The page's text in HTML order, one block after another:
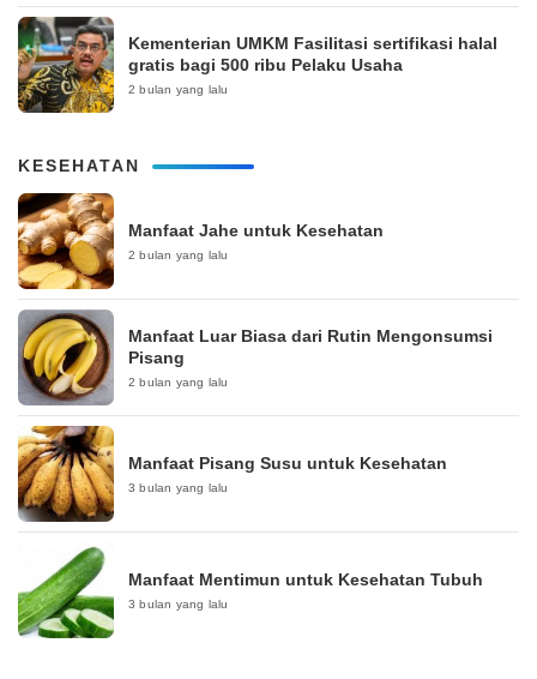
Kementerian UMKM Fasilitasi sertifikasi halal
gratis bagi 500 ribu Pelaku Usaha
2 bulan yang lalu
KESEHATAN
Manfaat Jahe untuk Kesehatan
2 bulan yang lalu
Manfaat Luar Biasa dari Rutin Mengonsumsi
Pisang
2 bulan yang lalu
Manfaat Pisang Susu untuk Kesehatan
3 bulan yang lalu
Manfaat Mentimun untuk Kesehatan Tubuh
3 bulan yang lalu